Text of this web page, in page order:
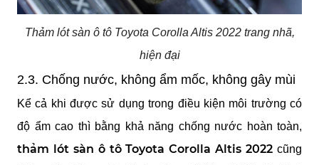
Thảm lót sàn ô tô Toyota Corolla Altis 2022 trang nhã,
hiện đại
2.3. Chống nước, không ẩm mốc, không gây mùi
Kể cả khi được sử dụng trong điều kiện môi trường có
độ ẩm cao thì bằng khả năng chống nước hoàn toàn,
thảm lót sàn ô tô Toyota Corolla Altis 2022 cũng